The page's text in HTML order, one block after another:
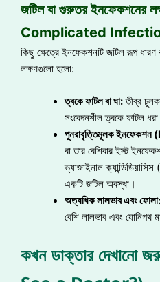
জটিল বা গুরুতর
Complicated
কিছু ক্ষেত্রে ইনফেকশনটি জটিল রূপ
লক্ষণগুলো হলো:
ত্বকে ফাটল বা ঘা:তীব্র
সংবেদনশীল ত্বকে ফাটল
পুনরাবৃত্তিমূলক
বা তার বেশিবার ইস্ট
ভ্যাজাইনাল
একটি জটিল অবস্থা।
অত্যধিক লালভাব এবং ফোলা:
বেশি লালভাব এবং যোনিপথ
কখন ডাক্তার দেখানো